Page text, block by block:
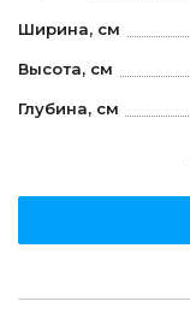
Ширина, см
Высота, см
Глубина, см